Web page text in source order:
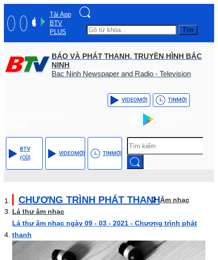
Tải App
BTV
PLUS
Tìm
BÁO VÀ PHÁT THANH, TRUYỀN HÌNH BẮC
NINH
Bac Ninh Newspaper and Radio - Television
VIDEOMỚI TINMỚI
BTV
(CŨ)
VIDEOMỚI TINMỚI
CHƯƠNG TRÌNH PHÁT THANHÂm nhạc
Lá thư âm nhạc
Lá thư âm nhạc ngày 09 - 03 - 2021 - Chương trình phát
thanh